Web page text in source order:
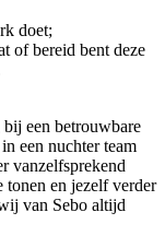
doet;
of bereid bent deze
bij een betrouwbare
een nuchter team
vanzelfsprekend
en jezelf verder
van Sebo altijd